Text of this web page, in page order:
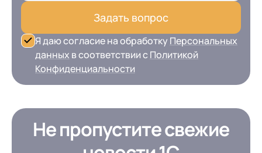
Задать вопрос
Я даю согласие на обработку Персональных
данных в соответствии сПолитикой
Конфиденциальности
Не пропустите свежие